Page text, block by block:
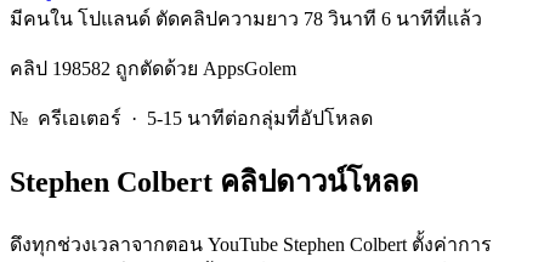
มีคนใน โปแลนด์ ตัดคลิปความยาว 78 วินาที 6 นาทีที่แล้ว
คลิป 198582 ถูกตัดด้วย AppsGolem
№ ครีเอเตอร์ · 5-15 นาทีต่อกลุ่มที่อัปโหลด
Stephen Colbert คลิปดาวน์โหลด
ดึงทุกช่วงเวลาจากตอน YouTube Stephen Colbert ตั้งค่าการ